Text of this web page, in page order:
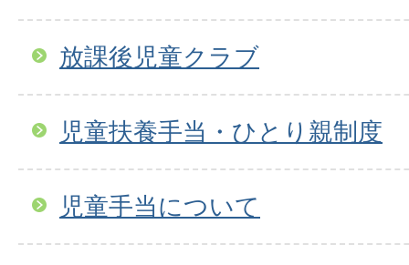
放課後児童クラブ
児童扶養手当・ひとり親制度
児童手当について